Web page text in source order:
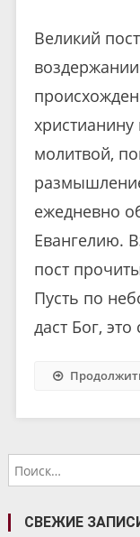
Великий
молитвой,
ежедневно
Евангелию.
пост
Пусть по
даст Бог,
СВЕЖИЕ